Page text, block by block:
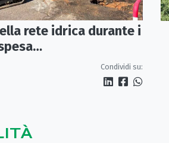
rete idrica durante i
l'erogazione
storico di Rossano
Condividi su: